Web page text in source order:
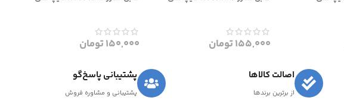
155,000تومان 150,000تومان
اصالت کالاها
از برترین برندها
پشتیبانی پاسخ‌گو
پشتیبانی و مشاوره فروش